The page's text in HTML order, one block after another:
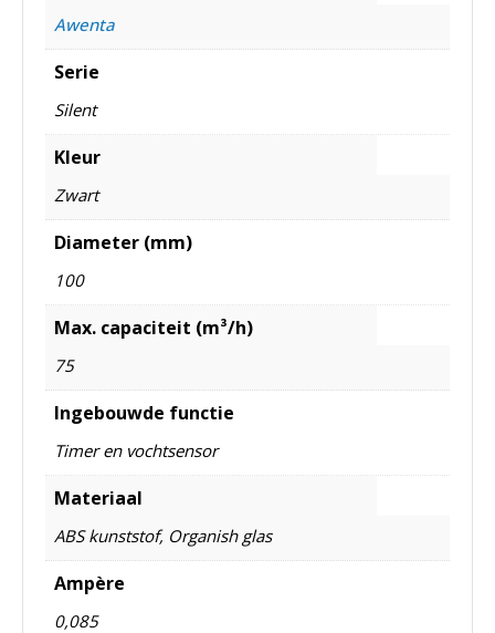
Awenta
Serie
Silent
Kleur
Zwart
Diameter (mm)
100
Max. capaciteit (m³/h)
75
Ingebouwde functie
Timer en vochtsensor
Materiaal
ABS kunststof, Organish glas
Ampère
0,085